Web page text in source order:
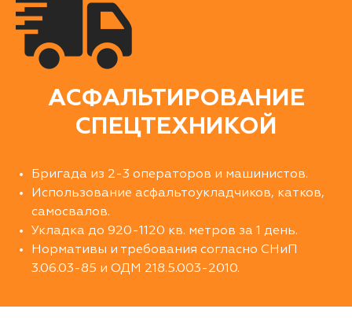
АСФАЛЬТИРОВАНИЕ
СПЕЦТЕХНИКОЙ
Бригада из 2-3 операторов и машинистов.
Использование асфальтоукладчиков, катков,
самосвалов.
Укладка до 920-1120 кв. метров за 1 день.
Нормативы и требования согласно СНиП
3.06.03-85 и ОДМ 218.5.003-2010.